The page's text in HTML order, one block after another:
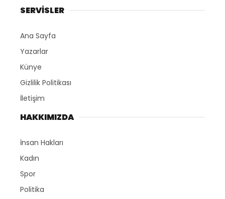
SERVİSLER
Ana Sayfa
Yazarlar
Künye
Gizlilik Politikası
İletişim
HAKKIMIZDA
İnsan Hakları
Kadın
Spor
Politika